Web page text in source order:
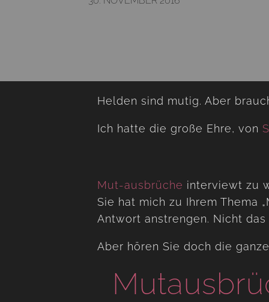
Helden sind mutig. Aber
Ich hatte die große Ehre, von
Mut-ausbrüche interviewt zu
Sie hat mich zu Ihrem Thema
Antwort anstrengen. Nicht
Aber hören Sie doch die